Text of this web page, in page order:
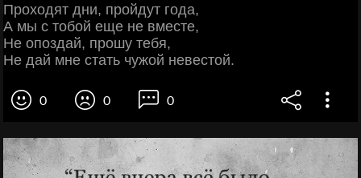
Проходят дни, пройдут года,
А мы с тобой еще не вместе,
Не опоздай, прошу тебя,
Не дай мне стать чужой невестой.
0 0 0